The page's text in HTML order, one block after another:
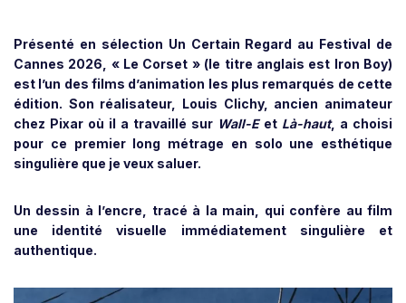
Présenté en sélection Un Certain Regard au Festival de
Cannes 2026, « Le Corset » (le titre anglais est Iron Boy)
est l’un des films d’animation les plus remarqués de cette
édition. Son réalisateur, Louis Clichy, ancien animateur
chez Pixar où il a travaillé sur Wall-Eet Là-haut, a choisi
pour ce premier long métrage en solo une esthétique
singulière que je veux saluer.
Un dessin à l’encre, tracé à la main, qui confère au film
une identité visuelle immédiatement singulière et
authentique.